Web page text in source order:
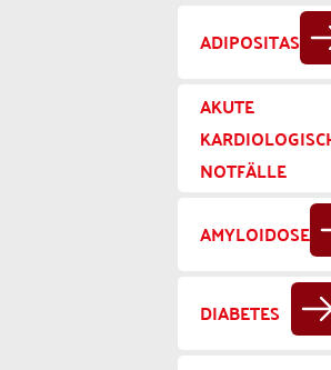
ADIPOSITAS
AKUTE
NOTFÄLLE
AMYLOIDOSE
DIABETES